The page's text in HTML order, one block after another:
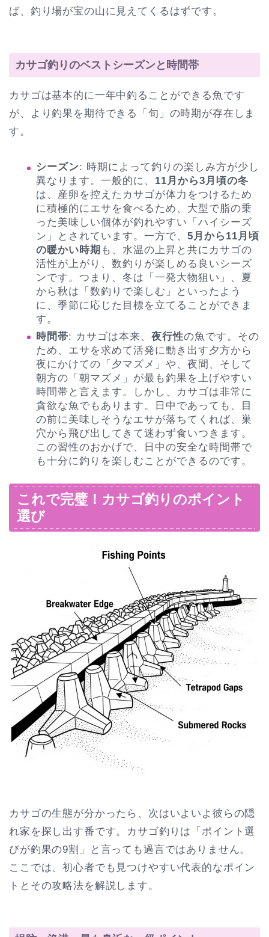
ば、釣り場が宝の山に見えてくるはずです。
カサゴ釣りのベストシーズンと時間帯
カサゴは基本的に一年中釣ることができる魚です
が、より釣果を期待できる「旬」の時期が存在しま
す。
シーズン: 時期によって釣りの楽しみ方が少し
異なります。一般的に、 11月から3月頃の冬
は、産卵を控えたカサゴが体力をつけるため
に積極的にエサを食べるため、大型で脂の乗
った美味しい個体が釣れやすい「ハイシーズ
ン」とされています。一方で、 5月から11月頃
の暖かい時期 も、水温の上昇と共にカサゴの
活性が上がり、数釣りが楽しめる良いシーズ
ンです。つまり、冬は「一発大物狙い」、夏
から秋は「数釣りで楽しむ」といったよう
に、季節に応じた目標を立てることができま
す。
時間帯: カサゴは本来、 夜行性の魚です。その
ため、エサを求めて活発に動き出す夕方から
夜にかけての「夕マズメ」や、夜間、そして
朝方の「朝マズメ」が最も釣果を上げやすい
時間帯と言えます。しかし、カサゴは非常に
貪欲な魚でもあります。日中であっても、目
の前に美味しそうなエサが落ちてくれば、巣
穴から飛び出してきて迷わず食いつきます。
この習性のおかげで、日中の安全な時間帯で
も十分に釣りを楽しむことができるのです。
これで完璧！カサゴ釣りのポイント
選び
カサゴの生態が分かったら、次はいよいよ彼らの隠
れ家を探し出す番です。カサゴ釣りは「ポイント選
びが釣果の9割」と言っても過言ではありません。
ここでは、初心者でも見つけやすい代表的なポイン
トとその攻略法を解説します。